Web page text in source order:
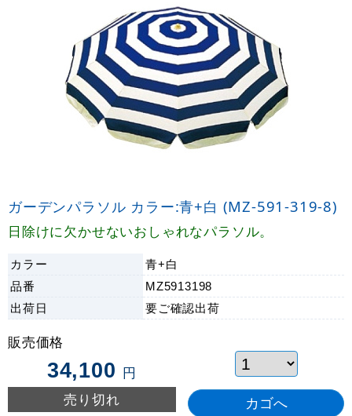
ガーデンパラソル カラー:青+白 (MZ-591-319-8)
日除けに欠かせないおしゃれなパラソル。
カラー
青+白
品番
MZ5913198
出荷日 要ご確認出荷
販売価格
34,100 円
売り切れ